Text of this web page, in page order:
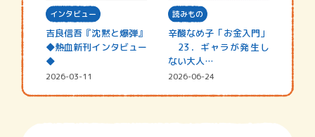
インタビュー
吉良信吾『沈黙と爆弾』
◆熱血新刊インタビュー
◆
2026-03-11
読みもの
辛酸なめ子「お金入門」
23．ギャラが発生し
ない大人…
2026-06-24